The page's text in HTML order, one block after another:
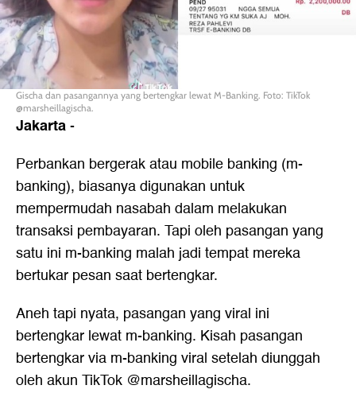
Gischa dan pasangannya yang bertengkar lewat M-Banking. Foto: TikTok
@marsheillagischa.
Jakarta-
Perbankan bergerak atau mobile banking (m-
banking), biasanya digunakan untuk
mempermudah nasabah dalam melakukan
transaksi pembayaran. Tapi oleh pasangan yang
satu ini m-banking malah jadi tempat mereka
bertukar pesan saat bertengkar.
Aneh tapi nyata, pasangan yang viral ini
bertengkar lewat m-banking. Kisah pasangan
bertengkar via m-banking viral setelah diunggah
oleh akun TikTok @marsheillagischa.